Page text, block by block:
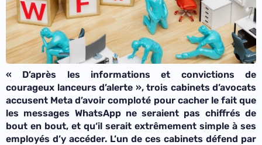
« D’après les informations et convictions de
courageux lanceurs d’alerte », trois cabinets d’avocats
accusent Meta d’avoir comploté pour cacher le fait que
les messages WhatsApp ne seraient pas chiffrés de
bout en bout, et qu‘il serait extrêmement simple à ses
employés d’y accéder. L’un de ces cabinets défend par